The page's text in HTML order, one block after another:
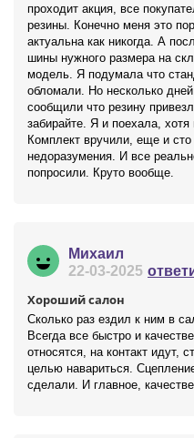
проходит акция, все
резины. Конечно меня это
актуальна как никогда. А
шины нужного размера на
модель. Я подумала что
обломали. Но несколько
сообщили что резину
забирайте. Я и поехала,
Комплект вручили, еще и
недоразумения. И все
попросили. Круто вообще.
Михаил
22-03-2025
Хороший салон
Сколько раз ездил к ним в
Всегда все быстро и
относятся, на контакт идут,
целью навариться.
сделали. И главное,